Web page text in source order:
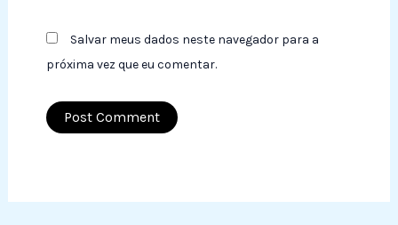
Salvar meus dados neste navegador para a
próxima vez que eu comentar.